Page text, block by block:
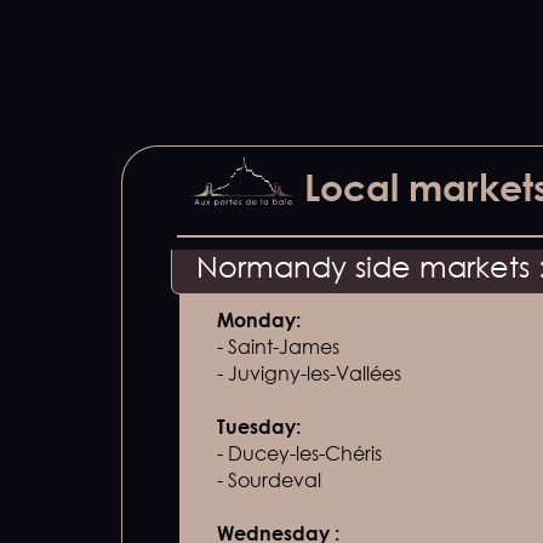
Local
Looking for good local
Below you will find the days
Normandy side markets :
Monday:
- Saint-James
- Juvigny-les-Vallées
Tuesday:
- Ducey-les-Chéris
- Sourdeval
Wednesday :‍